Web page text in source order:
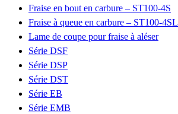
Fraise en bout en carbure – ST100-4S
Fraise à queue en carbure – ST100-4SL
Lame de coupe pour fraise à aléser
Série DSF
Série DSP
Série DST
Série EB
Série EMB